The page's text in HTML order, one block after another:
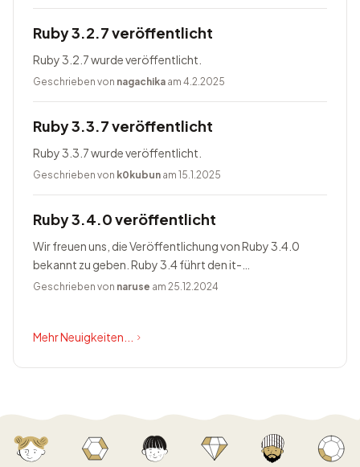
Ruby 3.2.7 veröffentlicht
Ruby 3.2.7 wurde veröffentlicht.
Geschrieben von nagachika am 4.2.2025
Ruby 3.3.7 veröffentlicht
Ruby 3.3.7 wurde veröffentlicht.
Geschrieben von k0kubun am 15.1.2025
Ruby 3.4.0 veröffentlicht
Wir freuen uns, die Veröffentlichung von Ruby 3.4.0
bekannt zu geben. Ruby 3.4 führt den it-
Blockparameter ein, ändert Prism zum Standardparser,
Geschrieben von naruse am 25.12.2024
Mehr Neuigkeiten...